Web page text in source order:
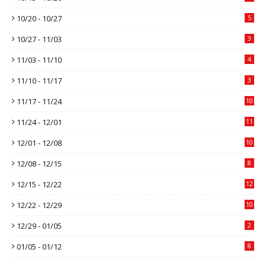
10/20 - 10/27 5
10/27 - 11/03 3
11/03 - 11/10 4
11/10 - 11/17 3
11/17 - 11/24 10
11/24 - 12/01 11
12/01 - 12/08 10
12/08 - 12/15 8
12/15 - 12/22 12
12/22 - 12/29 10
12/29 - 01/05 2
01/05 - 01/12 8